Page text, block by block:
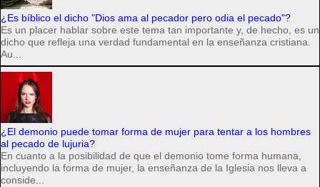
¿Es bíblico el dicho "Dios ama al pecador pero odia el pecado"?
Es un placer hablar sobre este tema tan importante y, de hecho, es un
dicho que refleja una verdad fundamental en la enseñanza cristiana.
Au...
¿El demonio puede tomar forma de mujer para tentar a los hombres
al pecado de lujuria?
En cuanto a la posibilidad de que el demonio tome forma humana,
incluyendo la forma de mujer, la enseñanza de la Iglesia nos lleva a
conside...